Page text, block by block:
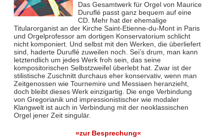
Das Gesamtwerk für Orgel von Maurice
Duruflé passt ganz bequem auf eine
CD. Mehr hat der ehemalige
Titularorganist an der Kirche Saint-Etienne-du-Mont in Paris
und Orgelprofessor am dortigen Konservatorium schlicht
nicht komponiert. Und selbst mit den Werken, die überliefert
sind, haderte Duruflé zuweilen noch. Sei’s drum, man kann
letztendlich um jedes Werk froh sein, das seine
kompositorischen Selbstzweifel überlebt hat. Zwar ist der
stilistische Zuschnitt durchaus eher konservativ, wenn man
Zeitgenossen wie Tournemire und Messiaen heranzieht,
doch bleibt dieses Werk einzigartig. Die enge Verbindung
von Gregorianik und impressionistischer wie modaler
Klangwelt ist auch in Verbindung mit der neoklassischen
Orgel jener Zeit singulär.
»zur Besprechung«